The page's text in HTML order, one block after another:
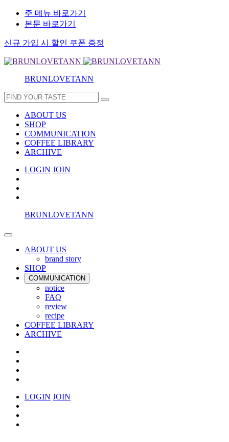
주 메뉴 바로가기
본문 바로가기
신규 가입 시 할인 쿠폰 증정
BRUNLOVETANN
ABOUT US
SHOP
COMMUNICATION
COFFEE LIBRARY
ARCHIVE
LOGIN JOIN
BRUNLOVETANN
ABOUT US
brand story
SHOP
COMMUNICATION
notice
FAQ
review
recipe
COFFEE LIBRARY
ARCHIVE
LOGIN JOIN